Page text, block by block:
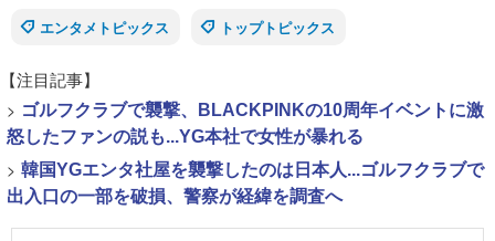
エンタメトピックス
トップトピックス
【注目記事】
> ゴルフクラブで襲撃、BLACKPINKの10周年イベントに激
怒したファンの説も...YG本社で女性が暴れる
> 韓国YGエンタ社屋を襲撃したのは日本人...ゴルフクラブで
出入口の一部を破損、警察が経緯を調査へ